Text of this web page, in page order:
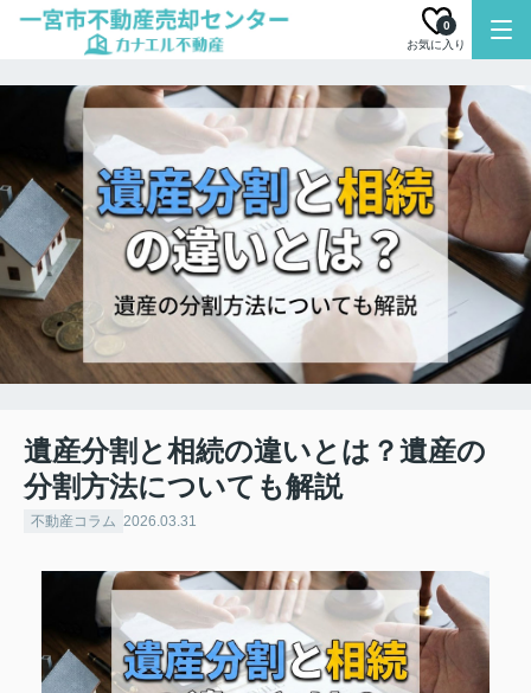
お気に入り
0
遺産分割と相続の違いとは？遺産の
分割方法についても解説
不動産コラム 2026.03.31